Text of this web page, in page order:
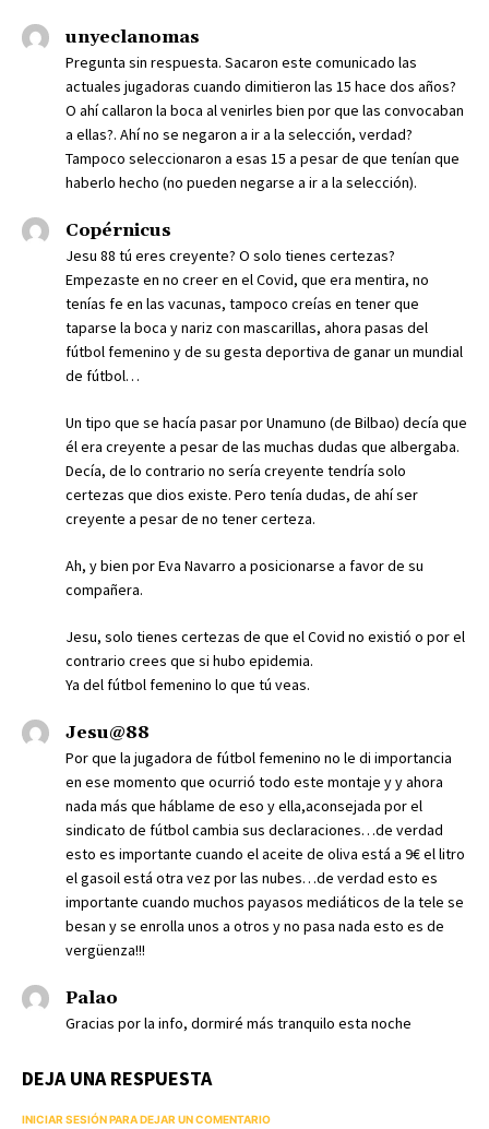
unyeclanomas
Pregunta sin respuesta. Sacaron este comunicado las
actuales jugadoras cuando dimitieron las 15 hace dos años?
O ahí callaron la boca al venirles bien por que las convocaban
a ellas?. Ahí no se negaron a ir a la selección, verdad?
Tampoco seleccionaron a esas 15 a pesar de que tenían que
haberlo hecho (no pueden negarse a ir a la selección).
Copérnicus
Jesu 88 tú eres creyente? O solo tienes certezas?
Empezaste en no creer en el Covid, que era mentira, no
tenías fe en las vacunas, tampoco creías en tener que
taparse la boca y nariz con mascarillas, ahora pasas del
fútbol femenino y de su gesta deportiva de ganar un mundial
de fútbol…
Un tipo que se hacía pasar por Unamuno (de Bilbao) decía que
él era creyente a pesar de las muchas dudas que albergaba.
Decía, de lo contrario no sería creyente tendría solo
certezas que dios existe. Pero tenía dudas, de ahí ser
creyente a pesar de no tener certeza.
Ah, y bien por Eva Navarro a posicionarse a favor de su
compañera.
Jesu, solo tienes certezas de que el Covid no existió o por el
contrario crees que si hubo epidemia.
Ya del fútbol femenino lo que tú veas.
Jesu@88
Por que la jugadora de fútbol femenino no le di importancia
en ese momento que ocurrió todo este montaje y y ahora
nada más que háblame de eso y ella,aconsejada por el
sindicato de fútbol cambia sus declaraciones…de verdad
esto es importante cuando el aceite de oliva está a 9€ el litro
el gasoil está otra vez por las nubes…de verdad esto es
importante cuando muchos payasos mediáticos de la tele se
besan y se enrolla unos a otros y no pasa nada esto es de
vergüenza!!!
Palao
Gracias por la info, dormiré más tranquilo esta noche
DEJA UNA RESPUESTA
INICIAR SESIÓN PARA DEJAR UN COMENTARIO